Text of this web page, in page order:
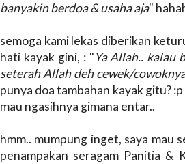
banyakin berdoa & usaha aja"
semoga kami lekas diberikan
hati kayak gini, : "Ya Allah.. kalau
seterah Allah deh cewek/
punya doa tambahan kayak gitu?
mau ngasihnya gimana entar..
hmm.. mumpung inget, saya mau
penampakan seragam Panitia &